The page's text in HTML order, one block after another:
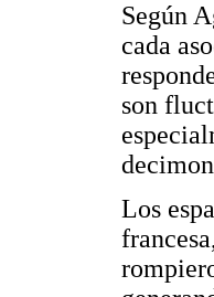
Según
cada
son
Los